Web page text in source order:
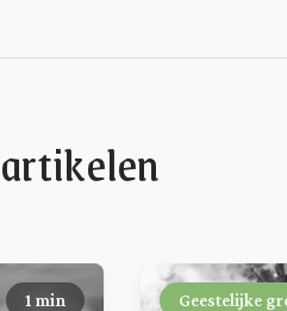
1 min Geestelijke